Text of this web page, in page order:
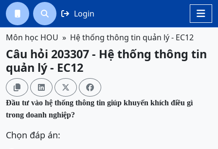

  Login
Môn học HOU Hệ thống thông tin quản lý - EC12
Câu hỏi 203307 - Hệ thống thông tin
quản lý - EC12
   
Đầu tư vào hệ thống thông tin giúp khuyến khích điều gì
trong doanh nghiệp?
Chọn đáp án: